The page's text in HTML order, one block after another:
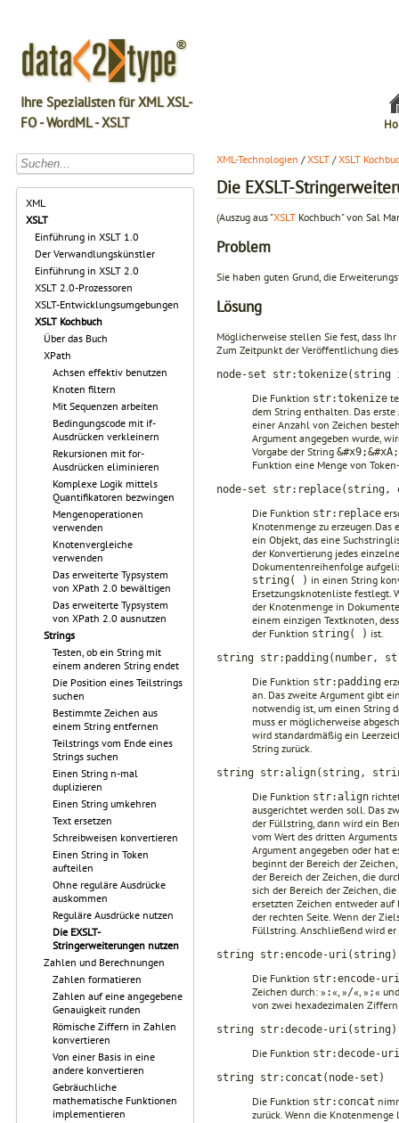
Ihre Spezialisten für XML XSL-
FO - WordML - XSLT
XML
XSLT
Einführung in XSLT 1.0
Der Verwandlungskünstler
Einführung in XSLT 2.0
XSLT 2.0-Prozessoren
XSLT-Entwicklungsumgebungen
XSLT Kochbuch
Über das Buch
XPath
Achsen effektiv benutzen
Knoten filtern
Mit Sequenzen arbeiten
Bedingungscode mit if-
Ausdrücken verkleinern
Rekursionen mit for-
Ausdrücken eliminieren
Komplexe Logik mittels
Quantifikatoren bezwingen
Mengenoperationen
verwenden
Knotenvergleiche
verwenden
Das erweiterte Typsystem
von XPath 2.0 bewältigen
Das erweiterte Typsystem
von XPath 2.0 ausnutzen
Strings
Testen, ob ein String mit
einem anderen String endet
Die Position eines Teilstrings
suchen
Bestimmte Zeichen aus
einem String entfernen
Teilstrings vom Ende eines
Strings suchen
Einen String n-mal
duplizieren
Einen String umkehren
Text ersetzen
Schreibweisen konvertieren
Einen String in Token
aufteilen
Ohne reguläre Ausdrücke
auskommen
Reguläre Ausdrücke nutzen
Die EXSLT-
Stringerweiterungen nutzen
Zahlen und Berechnungen
Zahlen formatieren
Zahlen auf eine angegebene
Genauigkeit runden
Römische Ziffern in Zahlen
konvertieren
Von einer Basis in eine
andere konvertieren
Gebräuchliche
mathematische Funktionen
implementieren
XML-Technologien /XSLT /XSLT
Die EXSLT-
(Auszug aus "XSLT Kochbuch" von Sal
Problem
Sie haben guten Grund, die
Lösung
Möglicherweise stellen Sie fest, dass Ihr
Zum Zeitpunkt der Veröffentlichung
node-set
Die Funktion str:tokenize
dem String enthalten. Das
einer Anzahl von Zeichen
Argument angegeben wurde,
Vorgabe der String
Funktion eine Menge von
node-set str:replace(string,
Die Funktion str:replace
Knotenmenge zu
ein Objekt, das eine
der Konvertierung jedes
Dokumentenreihenfolge
string( ) in einen String
Ersetzungsknotenliste festlegt.
der Knotenmenge in
einem einzigen Textknoten,
der Funktion string( ) ist.
string str:padding(number,
Die Funktion str:padding
an. Das zweite Argument gibt
notwendig ist, um einen String
muss er möglicherweise
wird standardmäßig ein
String zurück.
string str:align(string,
Die Funktion str:align
ausgerichtet werden soll. Das
der Füllstring, dann wird ein
vom Wert des dritten
Argument angegeben oder hat
beginnt der Bereich der
der Bereich der Zeichen, die
sich der Bereich der Zeichen,
ersetzten Zeichen entweder
der rechten Seite. Wenn der
Füllstring. Anschließend wird
string str:encode-uri(string)
Die Funktion str:encode-uri
Zeichen durch: » :«, »/«, » ;«
von zwei hexadezimalen Ziffern
string str:decode-uri(string)
Die Funktion str:decode-uri
string str:concat(node-set)
Die Funktion str:concat
zurück. Wenn die